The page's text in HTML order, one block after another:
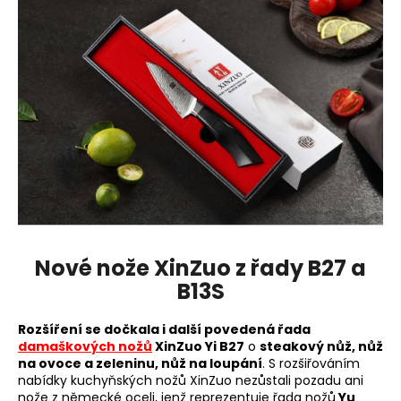
Nové nože XinZuo z řady B27 a
B13S
Rozšíření se dočkala i další povedená řada
damaškových nožů XinZuo Yi B27 o steakový nůž, nůž
na ovoce a zeleninu, nůž na loupání. S rozšiřováním
nabídky kuchyňských nožů XinZuo nezůstali pozadu ani
t
?
p
o
r
u